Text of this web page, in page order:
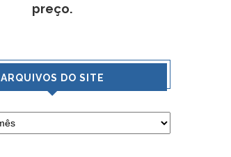
preço.
ARQUIVOS DO SITE